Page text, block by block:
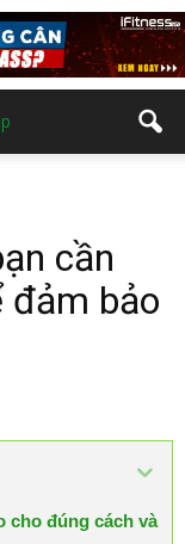
cần
đảm bảo
cho đúng cách và